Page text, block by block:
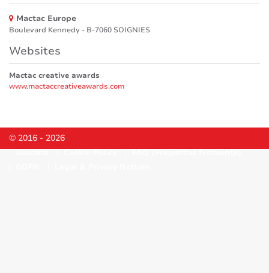
Mactac Europe
Boulevard Kennedy - B-7060 SOIGNIES
Websites
Mactac creative awards
www.mactaccreativeawards.com
© 2016 - 2026
Glosario Cookie Policy
FAQ (Preguntas frecuente)